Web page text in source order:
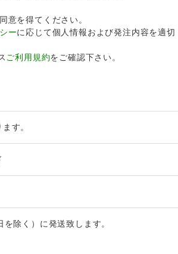
意を得てください。
ーに応じて個人情報および発注内容を適切
ご利用規約をご確認下さい。
す。
除く）に発送致します。